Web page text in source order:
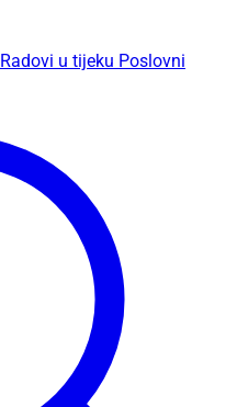
Radovi u tijeku Poslovni